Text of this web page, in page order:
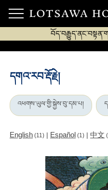
དགའ་རབ་རྡོ་རྗེ།
འཕགས་ཡུལ་གྱི་སྐྱེས་བུ་དམ་པ།
English (11) | Español (1) | 中文